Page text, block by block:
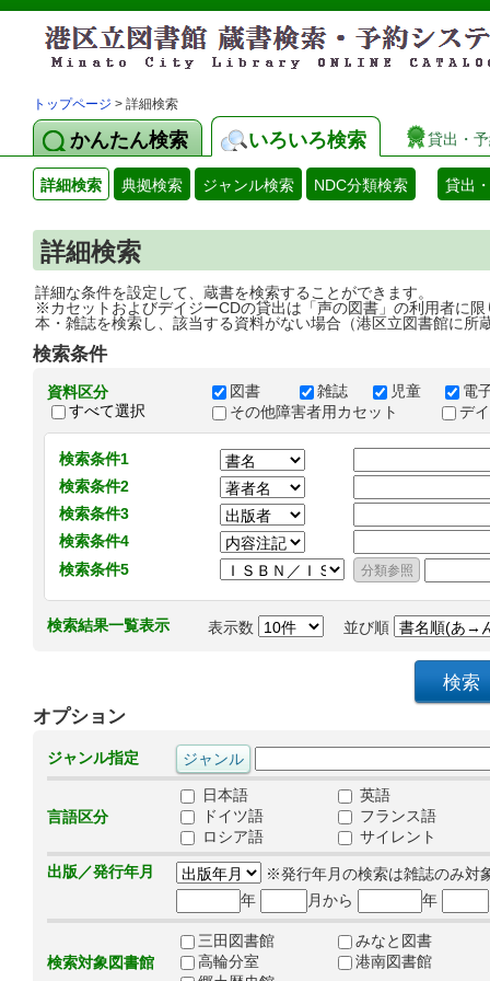
トップページ > 詳細検索
かんたん検索 いろいろ検索 貸出・
詳細検索 典拠検索 ジャンル検索 NDC分類検索 貸出
詳細検索
詳細な条件を設定して、蔵書を検索することができます。
※カセットおよびデイジーCDの貸出は「声の図書」の利用者に限
本・雑誌を検索し、該当する資料がない場合（港区立図書館に所
検索条件
資料区分
すべて選択
図書 雑誌 児童
電
その他障害者用カセット
デ
検索条件1
検索条件2
検索条件3
検索条件4
検索条件5
検索結果一覧表示 表示数 並び順
オプション
ジャンル指定
言語区分
日本語
英語
ドイツ語
フランス語
ロシア語
サイレント
出版／発行年月
※発行年月の検索は雑誌のみ対
年
月から 年
検索対象図書館
三田図書館
みなと図書
高輪分室
港南図書館